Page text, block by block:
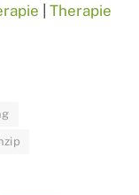
Therapie